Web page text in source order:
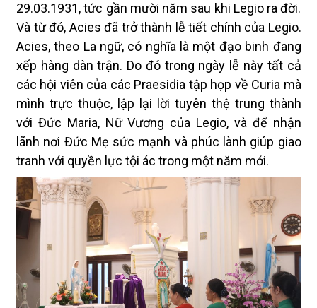
29.03.1931, tức gần mười năm sau khi Legio ra đời.
Và từ đó, Acies đã trở thành lễ tiết chính của Legio.
Acies, theo La ngữ, có nghĩa là một đạo binh đang
xếp hàng dàn trận. Do đó trong ngày lễ này tất cả
các hội viên của các Praesidia tập họp về Curia mà
mình trực thuộc, lập lại lời tuyên thệ trung thành
với Đức Maria, Nữ Vương của Legio, và để nhận
lãnh nơi Đức Mẹ sức mạnh và phúc lành giúp giao
tranh với quyền lực tội ác trong một năm mới.